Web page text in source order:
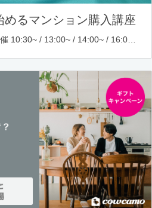
めるマンション購入講座
木・金・土・日・祝日開催 10:30~ / 13:00~ / 14:00~ / 16:00~ / 17:00~/ 18:30~/ 19:30~